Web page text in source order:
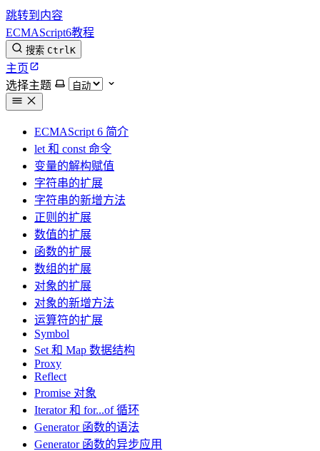
跳转到内容
ECMAScript6教程
搜索 CtrlK
主页
选择主题
ECMAScript 6 简介
let 和 const 命令
变量的解构赋值
字符串的扩展
字符串的新增方法
正则的扩展
数值的扩展
函数的扩展
数组的扩展
对象的扩展
对象的新增方法
运算符的扩展
Symbol
Set 和 Map 数据结构
Proxy
Reflect
Promise 对象
Iterator 和 for...of 循环
Generator 函数的语法
Generator 函数的异步应用